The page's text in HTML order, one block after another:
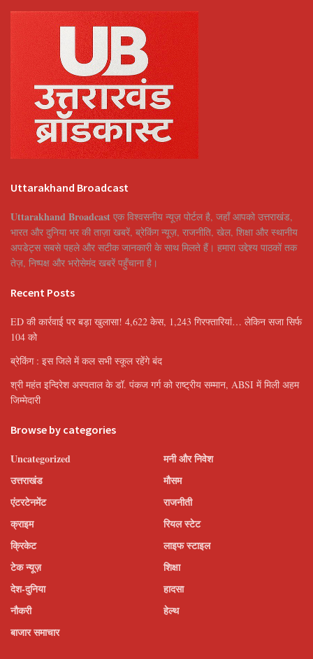
Uttarakhand Broadcast
Uttarakhand Broadcast एक विश्वसनीय न्यूज़ पोर्टल है, जहाँ आपको उत्तराखंड,
भारत और दुनिया भर की ताज़ा खबरें, ब्रेकिंग न्यूज़, राजनीति, खेल, शिक्षा और स्थानीय
अपडेट्स सबसे पहले और सटीक जानकारी के साथ मिलते हैं। हमारा उद्देश्य पाठकों तक
तेज़, निष्पक्ष और भरोसेमंद खबरें पहुँचाना है।
Recent Posts
ED की कार्रवाई पर बड़ा खुलासा! 4,622 केस, 1,243 गिरफ्तारियां… लेकिन सजा सिर्फ
104 को
ब्रेकिंग : इस जिले में कल सभी स्कूल रहेंगे बंद
श्री महंत इन्दिरेश अस्पताल के डॉ. पंकज गर्ग को राष्ट्रीय सम्मान, ABSI में मिली अहम
जिम्मेदारी
Browse by categories
Uncategorized
उत्तराखंड
एंटरटेनमेंट
क्राइम
क्रिकेट
टेक न्यूज़
देश-दुनिया
नौकरी
बाजार समाचार
मनी और निवेश
मौसम
राजनीती
रियल स्टेट
लाइफ स्टाइल
शिक्षा
हादसा
हेल्थ